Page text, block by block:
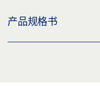
SCT 320 UP 白色
产品规格书